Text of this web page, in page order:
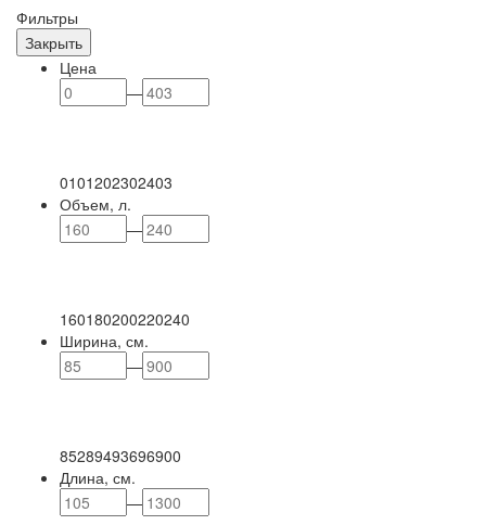
Фильтры
Закрыть
Цена
—
0101202302403
Объем, л.
—
160180200220240
Ширина, см.
—
85289493696900
Длина, см.
—